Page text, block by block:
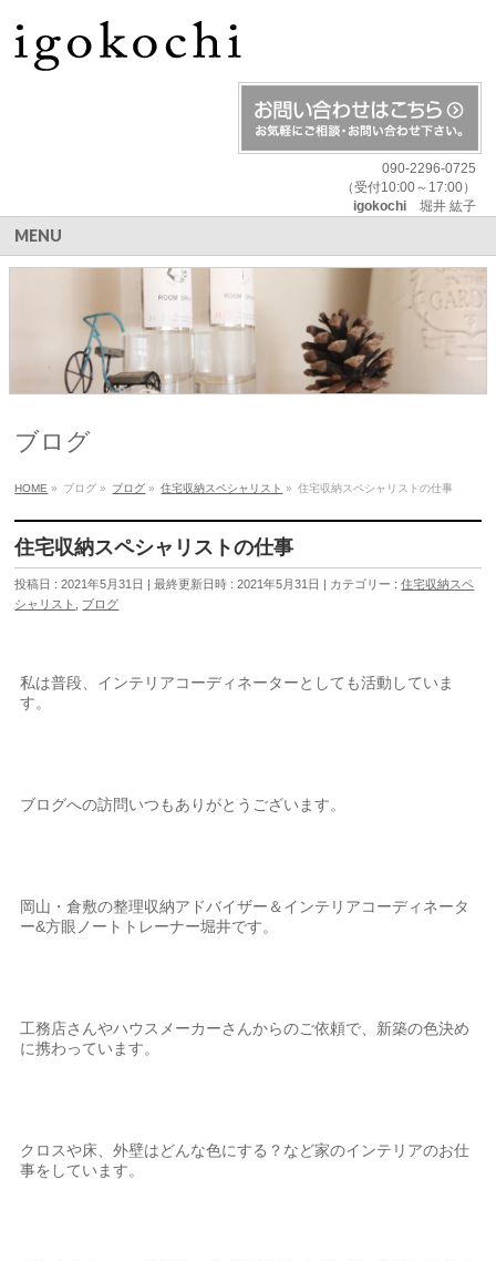
090-2296-0725
（受付10:00～17:00）
igokochi堀井 紘子
MENU
ブログ
HOME » ブログ » ブログ » 住宅収納スペシャリスト » 住宅収納スペシャリストの仕事
住宅収納スペシャリストの仕事
投稿日 : 2021年5月31日 最終更新日時 : 2021年5月31日 カテゴリー :住宅収納スペ
シャリスト
ブログ
私は普段、インテリアコーディネーターとしても活動していま
す。
ブログへの訪問いつもありがとうございます。
岡山・倉敷の整理収納アドバイザー＆インテリアコーディネータ
ー&方眼ノートトレーナー堀井です。
工務店さんやハウスメーカーさんからのご依頼で、新築の色決め
に携わっています。
クロスや床、外壁はどんな色にする？など家のインテリアのお仕
事をしています。